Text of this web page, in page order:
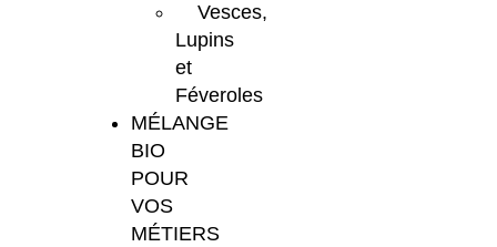
Vesces,
Lupins
et
Féveroles
MÉLANGE
BIO
POUR
VOS
MÉTIERS